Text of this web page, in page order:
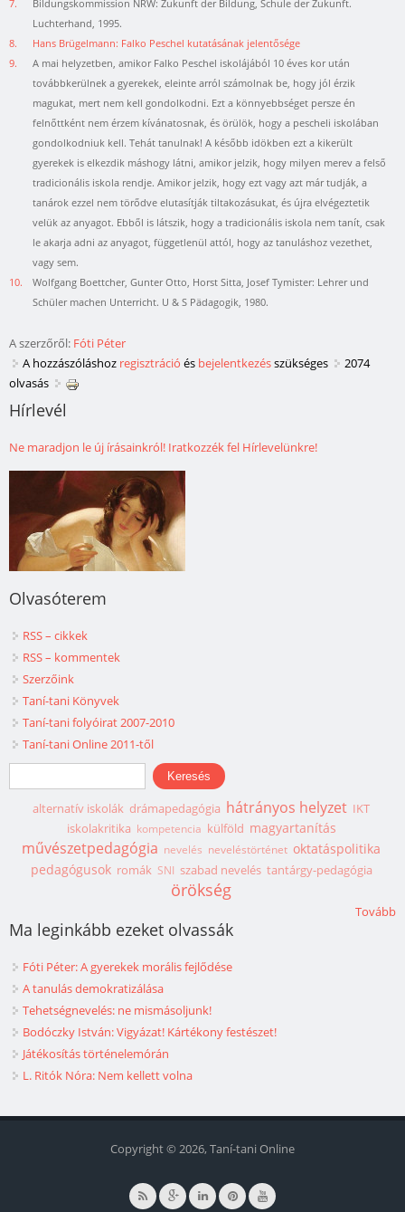
7.
Bildungskommission NRW: Zukunft der Bildung, Schule der Zukunft.
Luchterhand, 1995.
8.
Hans Brügelmann: Falko Peschel kutatásának jelentősége
9.
A mai helyzetben, amikor Falko Peschel iskolájából 10 éves kor után
továbbkerülnek a gyerekek, eleinte arról számolnak be, hogy jól érzik
magukat, mert nem kell gondolkodni. Ezt a könnyebbséget persze én
felnőttként nem érzem kívánatosnak, és örülök, hogy a pescheli iskolában
gondolkodniuk kell. Tehát tanulnak! A később idökben ezt a kikerült
gyerekek is elkezdik máshogy látni, amikor jelzik, hogy milyen merev a felső
tradicionális iskola rendje. Amikor jelzik, hogy ezt vagy azt már tudják, a
tanárok ezzel nem törődve elutasítják tiltakozásukat, és újra elvégeztetik
velük az anyagot. Ebből is látszik, hogy a tradicionális iskola nem tanít, csak
le akarja adni az anyagot, függetlenül attól, hogy az tanuláshoz vezethet,
vagy sem.
10.
Wolfgang Boettcher, Gunter Otto, Horst Sitta, Josef Tymister: Lehrer und
Schüler machen Unterricht. U & S Pädagogik, 1980.
A szerzőről: Fóti Péter
A hozzászóláshoz regisztráció és bejelentkezésszükséges
2074
olvasás
Hírlevél
Ne maradjon le új írásainkról! Iratkozzék fel Hírlevelünkre!
Olvasóterem
RSS – cikkek
RSS – kommentek
Szerzőink
Taní-tani Könyvek
Taní-tani folyóirat 2007-2010
Taní-tani Online 2011-től
Keresés űrlap
Keresés
alternatív iskolák drámapedagógia hátrányos helyzet IKT
iskolakritika kompetencia külföld magyartanítás
művészetpedagógia nevelés neveléstörténet oktatáspolitika
pedagógusok romák SNI szabad nevelés tantárgy-pedagógia
örökség
Tovább
Ma leginkább ezeket olvassák
Fóti Péter: A gyerekek morális fejlődése
A tanulás demokratizálása
Tehetségnevelés: ne mismásoljunk!
Bodóczky István: Vigyázat! Kártékony festészet!
Játékosítás történelemórán
L. Ritók Nóra: Nem kellett volna
Copyright © 2026, Taní-tani Online